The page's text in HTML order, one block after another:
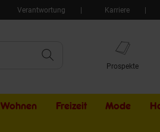
Verantwortung Karriere
Prospekte
Wohnen Freizeit Mode